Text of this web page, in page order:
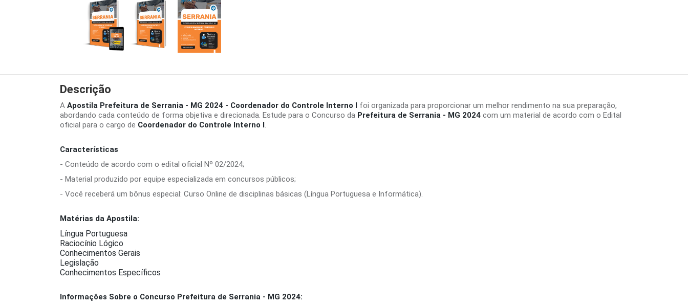
Descrição
A Apostila Prefeitura de Serrania - MG 2024 - Coordenador do Controle Interno I foi organizada para proporcionar um melhor rendimento na sua preparação,
abordando cada conteúdo de forma objetiva e direcionada. Estude para o Concurso da Prefeitura de Serrania - MG 2024 com um material de acordo com o Edital
oficial para o cargo de Coordenador do Controle Interno I.
Características
- Conteúdo de acordo com o edital oficial Nº 02/2024;
- Material produzido por equipe especializada em concursos públicos;
- Você receberá um bônus especial: Curso Online de disciplinas básicas (Língua Portuguesa e Informática).
Matérias da Apostila:
Língua Portuguesa
Raciocínio Lógico
Conhecimentos Gerais
Legislação
Conhecimentos Específicos
Informações Sobre o Concurso Prefeitura de Serrania - MG 2024: